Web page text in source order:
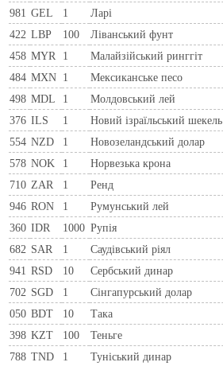
981 GEL 1 Ларi
422 LBP 100 Ліванський фунт
458 MYR 1 Малайзійський ринггіт
484 MXN 1 Мексиканське песо
498 MDL 1 Молдовський лей
376 ILS 1 Новий ізраїльський шекель
554 NZD 1 Новозеландський долар
578 NOK 1 Норвезька крона
710 ZAR 1 Ренд
946 RON 1 Румунський лей
360 IDR 1000 Рупія
682 SAR 1 Саудівський ріял
941 RSD 10 Сербський динар
702 SGD 1 Сінгапурський долар
050 BDT 10 Така
398 KZT 100 Теньге
788 TND 1 Туніський динар